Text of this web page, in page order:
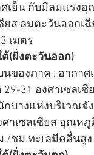
เย็น กับมีลมแรงอุ
ยส ลมตะวันออกเฉี
เมตร
(ฝั่งตะวันออก)
ของภาค : อากา
29-31 องศาเซลเ
บางแห่งบริเวณจั
ศาเซลเซียส อุณห
./ชม.ทะเลมีคลื่นสูง